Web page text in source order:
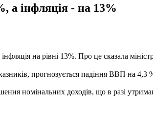
а інфляція - на 13%
на рівні 13%. Про це сказала
прогнозується падіння ВВП на 4,3
номінальних доходів, що в разі